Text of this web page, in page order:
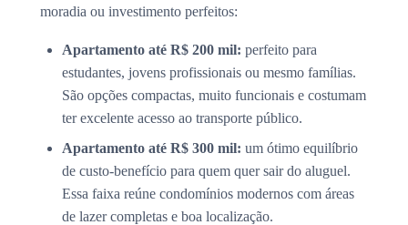
moradia ou investimento perfeitos:
Apartamento até R$ 200 mil: perfeito para
estudantes, jovens profissionais ou mesmo famílias.
São opções compactas, muito funcionais e costumam
ter excelente acesso ao transporte público.
Apartamento até R$ 300 mil: um ótimo equilíbrio
de custo-benefício para quem quer sair do aluguel.
Essa faixa reúne condomínios modernos com áreas
de lazer completas e boa localização.